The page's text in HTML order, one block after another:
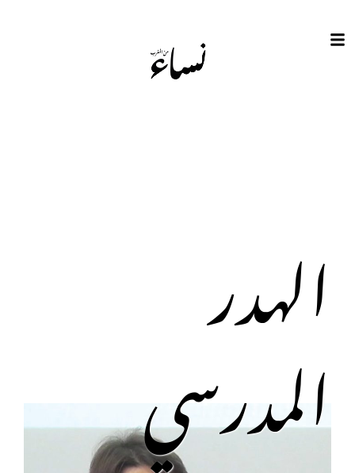
الهدر
المدرسي